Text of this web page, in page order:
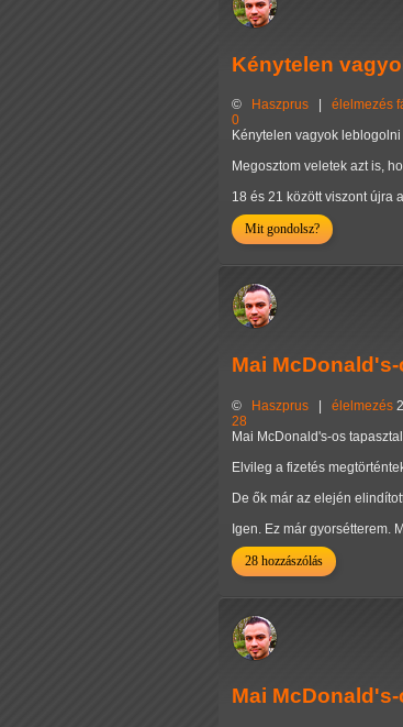
Kénytelen
© Haszprus élelmezés
0
Kénytelen vagyok
Megosztom veletek azt is,
18 és 21 között viszont újra
Mit gondolsz?
Mai
© Haszprus | élelmezés
28
Mai McDonald's-os
Elvileg a fizetés
De ők már az elején
Igen. Ez már gyorsétterem.
28 hozzászólás
Mai